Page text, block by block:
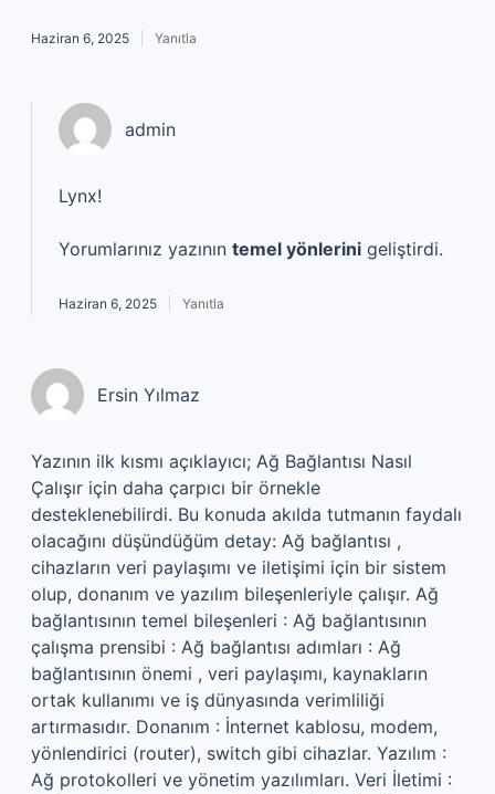
Haziran 6, 2025 Yanıtla
admin
Lynx!
Yorumlarınız yazının temel yönlerini geliştirdi.
Haziran 6, 2025 Yanıtla
Ersin Yılmaz
Yazının ilk kısmı açıklayıcı; Ağ Bağlantısı Nasıl
Çalışır için daha çarpıcı bir örnekle
desteklenebilirdi. Bu konuda akılda tutmanın faydalı
olacağını düşündüğüm detay: Ağ bağlantısı ,
cihazların veri paylaşımı ve iletişimi için bir sistem
olup, donanım ve yazılım bileşenleriyle çalışır. Ağ
bağlantısının temel bileşenleri : Ağ bağlantısının
çalışma prensibi : Ağ bağlantısı adımları : Ağ
bağlantısının önemi , veri paylaşımı, kaynakların
ortak kullanımı ve iş dünyasında verimliliği
artırmasıdır. Donanım : İnternet kablosu, modem,
yönlendirici (router), switch gibi cihazlar. Yazılım :
Ağ protokolleri ve yönetim yazılımları. Veri İletimi :